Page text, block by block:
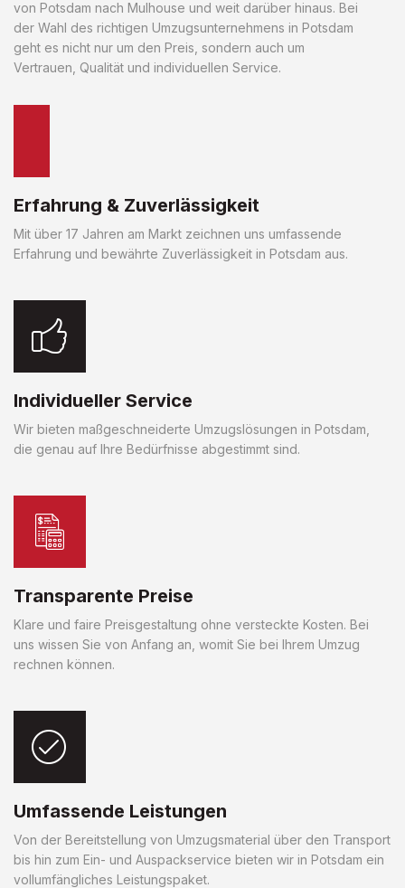
von Potsdam nach Mulhouse und weit darüber hinaus. Bei
der Wahl des richtigen Umzugsunternehmens in Potsdam
geht es nicht nur um den Preis, sondern auch um
Vertrauen, Qualität und individuellen Service.
Erfahrung & Zuverlässigkeit
Mit über 17 Jahren am Markt zeichnen uns umfassende
Erfahrung und bewährte Zuverlässigkeit in Potsdam aus.
Individueller Service
Wir bieten maßgeschneiderte Umzugslösungen in Potsdam,
die genau auf Ihre Bedürfnisse abgestimmt sind.
Transparente Preise
Klare und faire Preisgestaltung ohne versteckte Kosten. Bei
uns wissen Sie von Anfang an, womit Sie bei Ihrem Umzug
rechnen können.
Umfassende Leistungen
Von der Bereitstellung von Umzugsmaterial über den Transport
bis hin zum Ein- und Auspackservice bieten wir in Potsdam ein
vollumfängliches Leistungspaket.